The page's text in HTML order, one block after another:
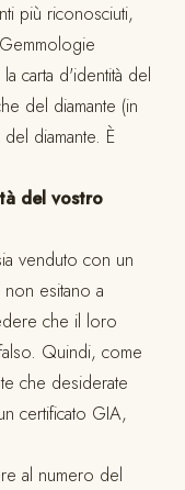
più riconosciuti,
carta d'identità del
del diamante (in
diamante. È
del vostro
venduto con un
non esitano a
che il loro
Quindi, come
che desiderate
certificato GIA,
al numero del